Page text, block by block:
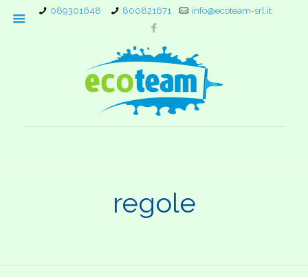
089301648 800821671 info@ecoteam-srl.it
regole